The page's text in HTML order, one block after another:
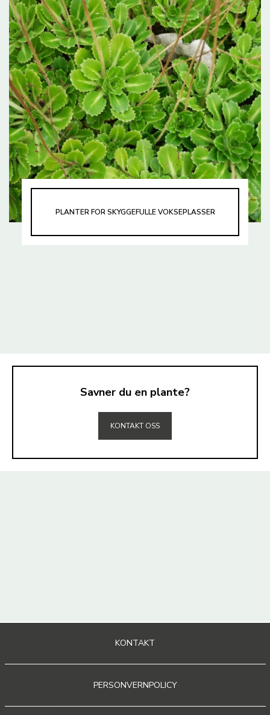
PLANTER FOR SKYGGEFULLE VOKSEPLASSER
Savner du en plante?
KONTAKT OSS
KONTAKT
PERSONVERNPOLICY